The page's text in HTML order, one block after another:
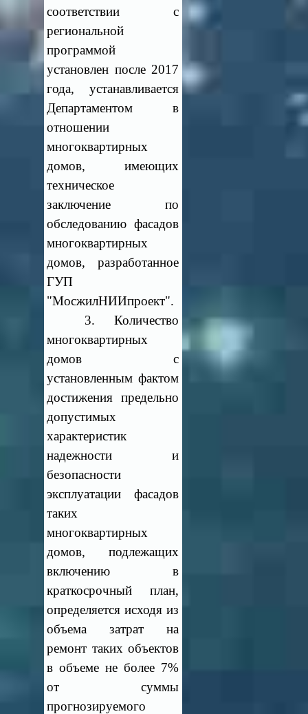
соответствии с
региональной
программой
установлен после 2017
года, устанавливается
Департаментом в
отношении
многоквартирных
домов, имеющих
техническое
заключение по
обследованию фасадов
многоквартирных
домов, разработанное
ГУП
"МосжилНИИпроект".
3. Количество
многоквартирных
домов с
установленным фактом
достижения предельно
допустимых
характеристик
надежности и
безопасности
эксплуатации фасадов
таких
многоквартирных
домов, подлежащих
включению в
краткосрочный план,
определяется исходя из
объема затрат на
ремонт таких объектов
в объеме не более 7%
от суммы
прогнозируемого